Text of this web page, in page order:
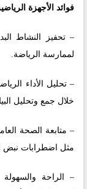
فوائد الأجهزة
– تحفيز النشاط
لممارسة الرياضة.
– تحليل الأداء
خلال جمع وتحليل
– متابعة الصحة
مثل اضطرابات نبض
– الراحة